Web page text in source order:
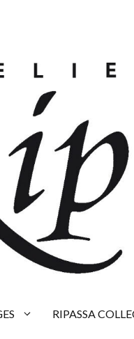
RIPASSA